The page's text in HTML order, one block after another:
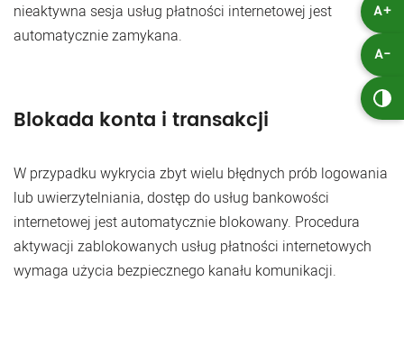
A+
A-
nieaktywna sesja usług płatności internetowej jest
automatycznie zamykana.
Blokada konta i transakcji
W przypadku wykrycia zbyt wielu błędnych prób logowania
lub uwierzytelniania, dostęp do usług bankowości
internetowej jest automatycznie blokowany. Procedura
aktywacji zablokowanych usług płatności internetowych
wymaga użycia bezpiecznego kanału komunikacji.